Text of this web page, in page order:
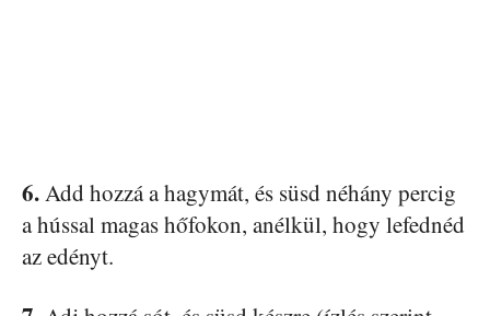
6.Add hozzá a hagymát, és süsd néhány percig
a hússal magas hőfokon, anélkül, hogy lefednéd
az edényt.